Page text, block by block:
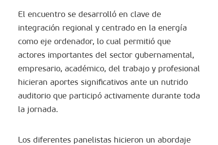
El encuentro se desarrolló en clave de
integración regional y centrado en la energía
como eje ordenador, lo cual permitió que
actores importantes del sector gubernamental,
empresario, académico, del trabajo y profesional
hicieran aportes significativos ante un nutrido
auditorio que participó activamente durante toda
la jornada.
Los diferentes panelistas hicieron un abordaje